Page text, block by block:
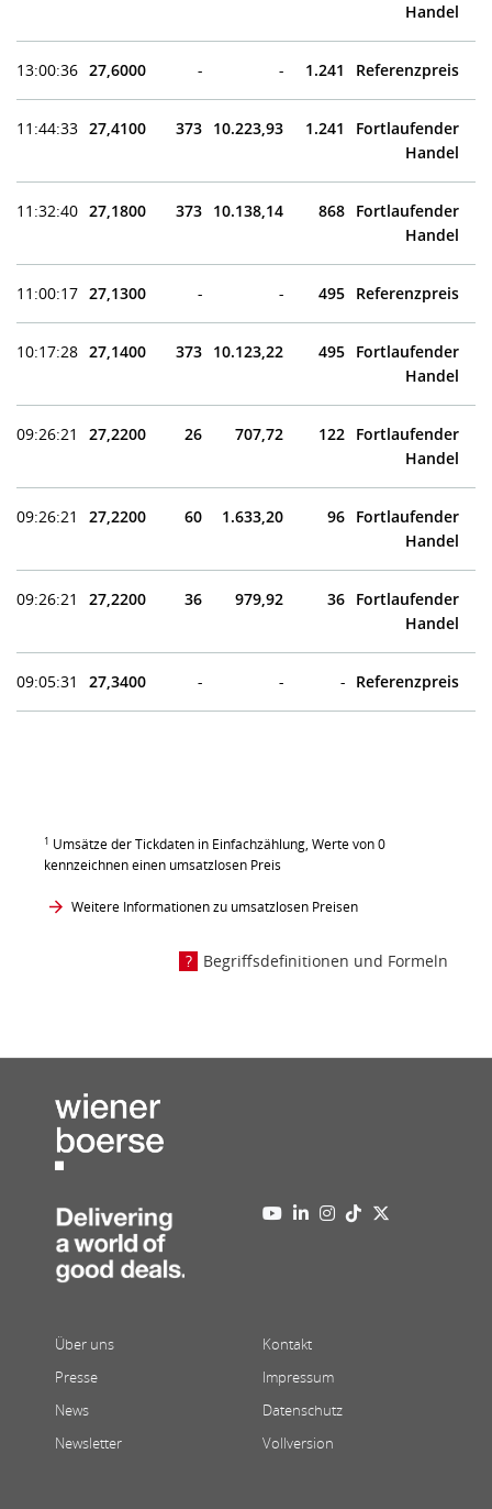
Handel
13:00:36 27,6000 - - 1.241 Referenzpreis
11:44:33 27,4100 373 10.223,93 1.241
Fortlaufender
Handel
11:32:40 27,1800 373 10.138,14 868 Fortlaufender
Handel
11:00:17 27,1300 - - 495 Referenzpreis
10:17:28 27,1400 373 10.123,22 495 Fortlaufender
Handel
09:26:21 27,2200 26 707,72 122 Fortlaufender
Handel
09:26:21 27,2200 60 1.633,20 96 Fortlaufender
Handel
09:26:21 27,2200 36 979,92 36 Fortlaufender
Handel
09:05:31 27,3400 - - - Referenzpreis
1 Umsätze der Tickdaten in Einfachzählung, Werte von 0
kennzeichnen einen umsatzlosen Preis
Weitere Informationen zu umsatzlosen Preisen
Begriffsdefinitionen und Formeln
Über uns
Presse
News
Newsletter
Kontakt
Impressum
Datenschutz
Vollversion